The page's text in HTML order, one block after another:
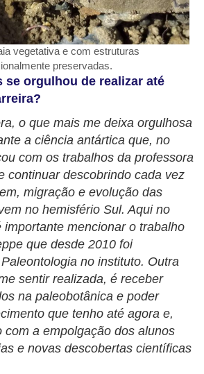
vegetativa e com estruturas
preservadas.
se orgulhou de realizar até
o que mais me deixa orgulhosa
a ciência antártica que, no
com os trabalhos da professora
continuar descobrindo cada vez
migração e evolução das
no hemisfério Sul. Aqui no
importante mencionar o trabalho
que desde 2010 foi
no instituto. Outra
sentir realizada, é receber
na paleobotânica e poder
que tenho até agora e,
com a empolgação dos alunos
e novas descobertas científicas